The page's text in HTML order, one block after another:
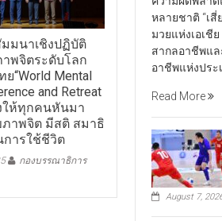
มนาเชิงปฏิบัติ
พจิตระดับโลก
“World Mental
and Retreat
ให้ทุกคนหันมา
าพจิต มีสติ สมาธิ
ารใช้ชีวิต
กองบรรณาธิการ
หลายชาติ “เ
มวยแห่งเอเชี
สากลอาชีพแ
อาชีพแห่งประ
Read More
August 7,